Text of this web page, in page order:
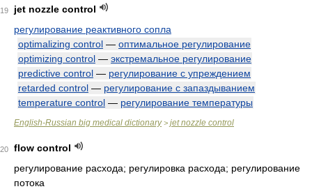
19
jet nozzle control
регулирование реактивного сопла
optimalizing control — оптимальное регулирование
optimizing control — экстремальное регулирование
predictive control — регулирование с упреждением
retarded control — регулирование с запаздыванием
temperature control — регулирование температуры
English-Russian big medical dictionary> jet nozzle control
20
flow control
регулирование расхода; регулировка расхода; регулирование
потока